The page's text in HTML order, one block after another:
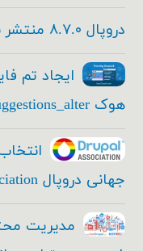
دروپال ۸.۷.۰ منتشر شد + معرفی امکانات جدید
ایجاد تم
هوک theme_suggestions_alter
جهانی دروپال Drupal Association
مدیریت